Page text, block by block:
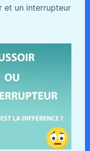
et un interrupteur